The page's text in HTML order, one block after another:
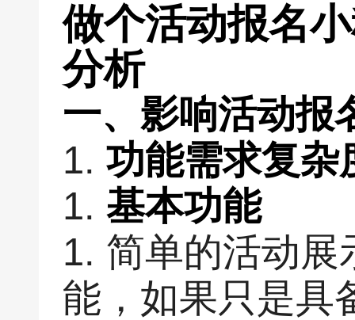
做个活动报名
分析
一、影响活动报
1. 功能需求复杂
1. 基本功能
1. 简单的活动展
能，如果只是具